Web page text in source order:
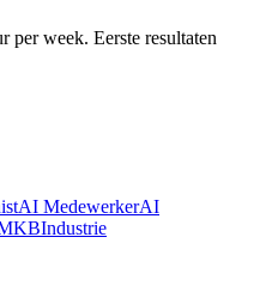
per week. Eerste resultaten
AI MedewerkerAI
Industrie